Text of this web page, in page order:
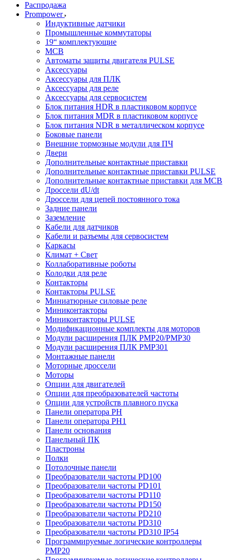
Распродажа
Prompower
Индуктивные датчики
Промышленные коммутаторы
19“ комплектующие
MCB
Автоматы защиты двигателя PULSE
Аксессуары
Аксессуары для ПЛК
Аксессуары для реле
Аксессуары для сервосистем
Блок питания HDR в пластиковом корпусе
Блок питания MDR в пластиковом корпусе
Блок питания NDR в металлическом корпусе
Боковые панели
Внешние тормозные модули для ПЧ
Двери
Дополнительные контактные приставки
Дополнительные контактные приставки PULSE
Дополнительные контактные приставки для MCB
Дроссели dU/dt
Дроссели для цепей постоянного тока
Задние панели
Заземление
Кабели для датчиков
Кабели и разъемы для сервосистем
Каркасы
Климат + Свет
Коллаборативные роботы
Колодки для реле
Контакторы
Контакторы PULSE
Миниатюрные силовые реле
Миниконтакторы
Миниконтакторы PULSE
Модификационные комплекты для моторов
Модули расширения ПЛК PMP20/PMP30
Модули расширения ПЛК PMP301
Монтажные панели
Моторные дроссели
Моторы
Опции для двигателей
Опции для преобразователей частоты
Опции для устройств плавного пуска
Панели оператора PH
Панели оператора PH1
Панели основания
Панельный ПК
Пластроны
Полки
Потолочные панели
Преобразователи частоты PD100
Преобразователи частоты PD101
Преобразователи частоты PD110
Преобразователи частоты PD150
Преобразователи частоты PD210
Преобразователи частоты PD310
Преобразователи частоты PD310 IP54
Программируемые логические контроллеры
PMP20